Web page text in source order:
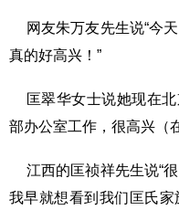
网友朱万友先生说“今
真的好高兴！”
匡翠华女士说她现在
部办公室工作，很高兴（
江西的匡祯祥先生说“
我早就想看到我们匡氏